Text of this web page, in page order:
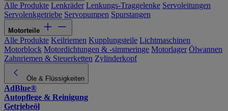
Alle Produkte Lenkräder Lenkungs-Traggelenke Servoleitungen
Servolenkgetriebe Servopumpen Spurstangen
Motorteile
Alle Produkte Keilriemen Kupplungsteile Lichtmaschinen
Motorblock Motordichtungen & -simmeringe Motorlager Ölwannen
Zahnriemen & Steuerketten Zylinderkopf
Öle & Flüssigkeiten
AdBlue®
Autopflege & Reinigung
Getriebeöl